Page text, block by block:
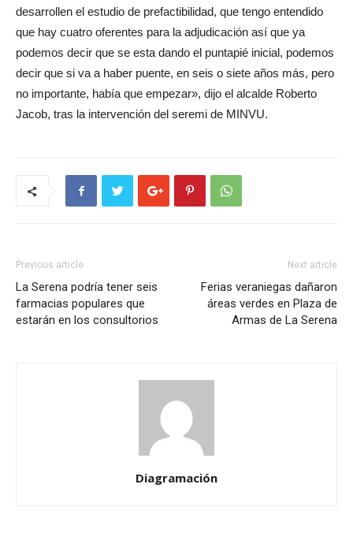
desarrollen el estudio de prefactibilidad, que tengo entendido
que hay cuatro oferentes para la adjudicación así que ya
podemos decir que se esta dando el puntapié inicial, podemos
decir que si va a haber puente, en seis o siete años más, pero
no importante, había que empezar», dijo el alcalde Roberto
Jacob, tras la intervención del seremi de MINVU.
Previous article
La Serena podría tener seis
farmacias populares que
estarán en los consultorios
Next article
Ferias veraniegas dañaron
áreas verdes en Plaza de
Armas de La Serena
Diagramación